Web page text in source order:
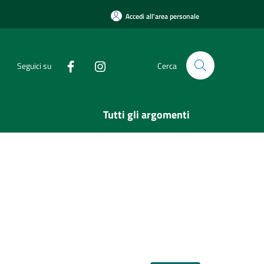
Accedi all'area personale
Seguici su Cerca
Tutti gli argomenti